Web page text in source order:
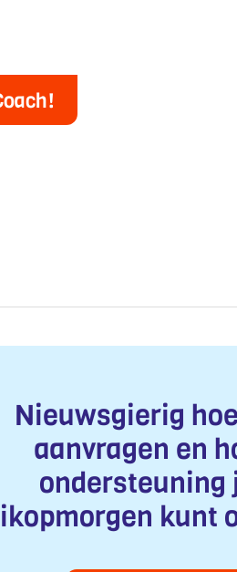
Nieuwsgierig
aanvragen en
ondersteuning
kunt